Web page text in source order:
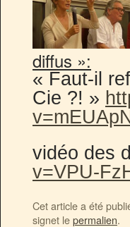
diffus »:
« Faut-il
Cie ?! »
vidéo des
v=VPU-
Cet article a été
signet lepermalien.